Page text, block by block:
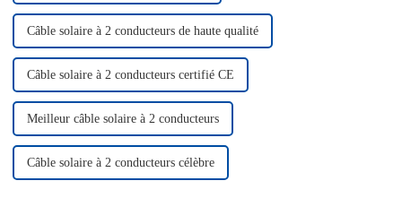
Câble solaire à 2 conducteurs de haute qualité
Câble solaire à 2 conducteurs certifié CE
Meilleur câble solaire à 2 conducteurs
Câble solaire à 2 conducteurs célèbre